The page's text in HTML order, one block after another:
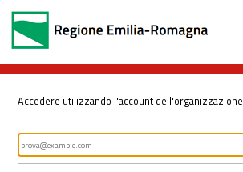
Accedere utilizzando l'account dell'organizzazione